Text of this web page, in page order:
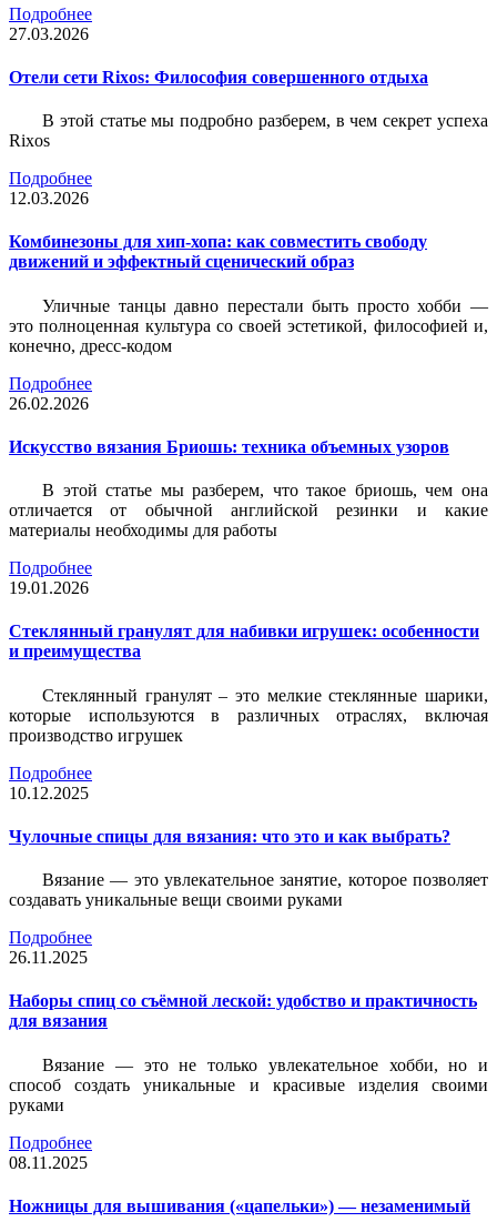
Подробнее
27.03.2026
Отели сети Rixos: Философия совершенного отдыха
В этой статье мы подробно разберем, в чем секрет успеха
Rixos
Подробнее
12.03.2026
Комбинезоны для хип-хопа: как совместить свободу
движений и эффектный сценический образ
Уличные танцы давно перестали быть просто хобби —
это полноценная культура со своей эстетикой, философией и,
конечно, дресс-кодом
Подробнее
26.02.2026
Искусство вязания Бриошь: техника объемных узоров
В этой статье мы разберем, что такое бриошь, чем она
отличается от обычной английской резинки и какие
материалы необходимы для работы
Подробнее
19.01.2026
Стеклянный гранулят для набивки игрушек: особенности
и преимущества
Стеклянный гранулят – это мелкие стеклянные шарики,
которые используются в различных отраслях, включая
производство игрушек
Подробнее
10.12.2025
Чулочные спицы для вязания: что это и как выбрать?
Вязание — это увлекательное занятие, которое позволяет
создавать уникальные вещи своими руками
Подробнее
26.11.2025
Наборы спиц со съёмной леской: удобство и практичность
для вязания
Вязание — это не только увлекательное хобби, но и
способ создать уникальные и красивые изделия своими
руками
Подробнее
08.11.2025
Ножницы для вышивания («цапельки») — незаменимый